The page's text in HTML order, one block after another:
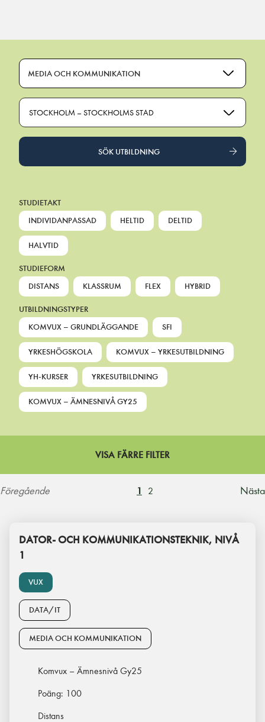
MEDIA OCH KOMMUNIKATION
STOCKHOLM – STOCKHOLMS STAD
SÖK UTBILDNING
STUDIETAKT
INDIVIDANPASSAD
HELTID DELTID
HALVTID
STUDIEFORM
DISTANS
KLASSRUM FLEX HYBRID
UTBILDNINGSTYPER
KOMVUX – GRUNDLÄGGANDE
SFI
YRKESHÖGSKOLA KOMVUX – YRKESUTBILDNING
YH-KURSER YRKESUTBILDNING
KOMVUX – ÄMNESNIVÅ GY25
VISA FÄRRE FILTER
Föregående 1 2 Nästa
VUX
DATOR- OCH KOMMUNIKATIONSTEKNIK, NIVÅ
1
DATA/IT
MEDIA OCH KOMMUNIKATION
Komvux – Ämnesnivå Gy25
Poäng: 100
Distans